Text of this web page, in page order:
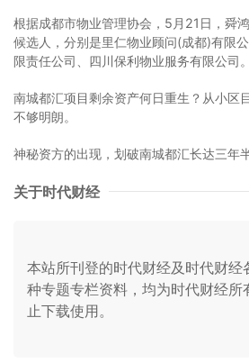
根据成都市物业管理协会，5月21日，舜
候选人，分别是里仁物业顾问(成都)有限
限责任公司、四川保利物业服务有限公司。
南城都汇项目剩余资产何日重生？从小区
不够明朗。
神秘资方的出现，划破南城都汇长达三年
关于时代财经
本站所刊登的时代财经及时代财经
种专题专栏资料，均为时代财经所
止下载使用。